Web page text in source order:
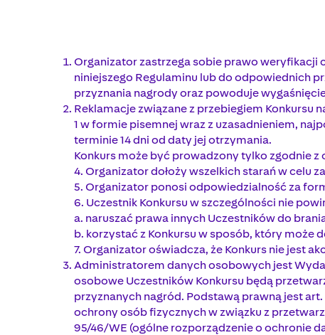
Organizator zastrzega sobie prawo weryfikacji
niniejszego Regulaminu lub do odpowiednich
przyznania nagrody oraz powoduje
Reklamacje związane z przebiegiem Konkursu
1 w formie pisemnej wraz z uzasadnieniem,
terminie 14 dni od daty jej otrzymania.
Konkurs może być prowadzony tylko zgodnie
4. Organizator dołoży wszelkich starań w celu
5. Organizator ponosi odpowiedzialność za
6. Uczestnik Konkursu w szczególności nie
a. naruszać prawa innych Uczestników do
b. korzystać z Konkursu w sposób, który może
7. Organizator oświadcza, że Konkurs nie jest
Administratorem danych osobowych jest
osobowe Uczestników Konkursu będą
przyznanych nagród. Podstawą prawną jest art.
ochrony osób fizycznych w związku z
95/46/WE (ogólne rozporządzenie o ochronie